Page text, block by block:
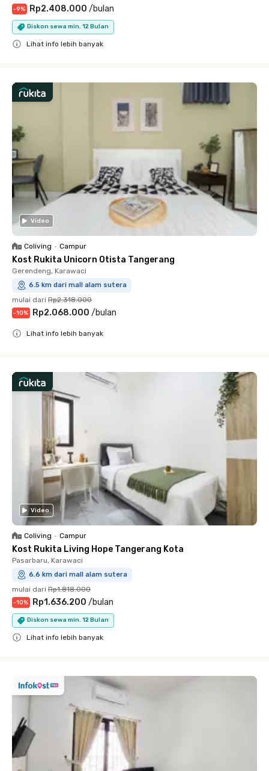
-9% Rp2.408.000 /bulan
Diskon sewa min. 12 Bulan
Lihat info lebih banyak
Video
Coliving • Campur
Kost Rukita Unicorn Otista Tangerang
Gerendeng, Karawaci
6.5 km dari mall alam sutera
mulai dari Rp2.318.000
-10% Rp2.068.000 /bulan
Lihat info lebih banyak
Video
Coliving • Campur
Kost Rukita Living Hope Tangerang Kota
Pasarbaru, Karawaci
6.6 km dari mall alam sutera
mulai dari Rp1.818.000
-10% Rp1.636.200 /bulan
Diskon sewa min. 12 Bulan
Lihat info lebih banyak